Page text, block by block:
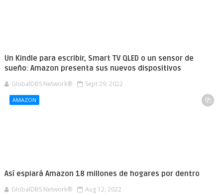
Un Kindle para escribir, Smart TV QLED o un sensor de
sueño: Amazon presenta sus nuevos dispositivos
GlobalDBS Network® Sept 29, 2022
AMAZON
Así espiará Amazon 18 millones de hogares por dentro
GlobalDBS Network® Aug 12, 2022